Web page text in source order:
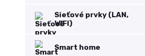
Sieťové prvky (LAN,
WIFI)
Smart home